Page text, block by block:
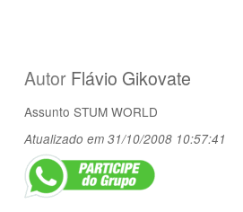
Autor Flávio Gikovate
Assunto STUM WORLD
Atualizado em 31/10/2008 10:57:41